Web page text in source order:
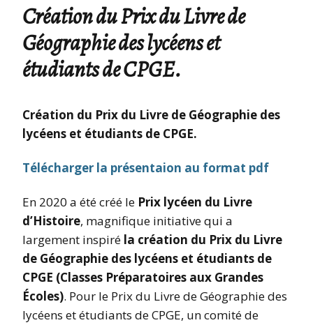
Création du Prix du Livre de
Géographie des lycéens et
étudiants de CPGE.
Création du Prix du Livre de Géographie des
lycéens et étudiants de CPGE.
Télécharger la présentaion au format pdf
En 2020 a été créé le Prix lycéen du Livre
d’Histoire, magnifique initiative qui a
largement inspiré la création du Prix du Livre
de Géographie des lycéens et étudiants de
CPGE (Classes Préparatoires aux Grandes
Écoles). Pour le Prix du Livre de Géographie des
lycéens et étudiants de CPGE, un comité de